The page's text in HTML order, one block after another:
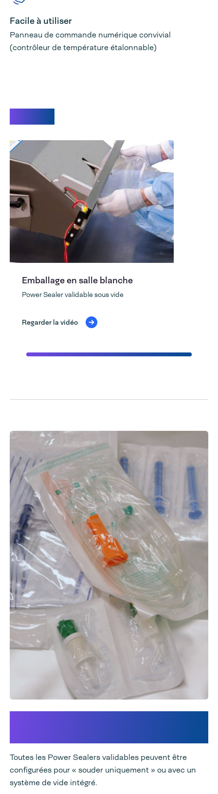
Facile à utiliser
Panneau de commande numérique convivial
(contrôleur de température étalonnable)
Emballage en salle blanche
Power Sealer validable sous vide
Regarder la vidéo
Toutes les Power Sealers validables peuvent être
configurées pour « souder uniquement » ou avec un
système de vide intégré.